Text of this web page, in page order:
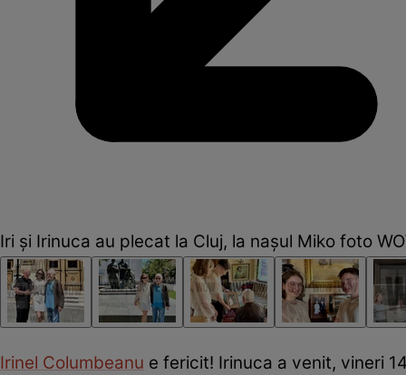
Iri și Irinuca au plecat la Cluj, la nașul Miko foto
Irinel Columbeanu e fericit! Irinuca a venit, vineri